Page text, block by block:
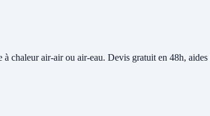
chaleur air-air ou air-eau. Devis gratuit en 48h, aides